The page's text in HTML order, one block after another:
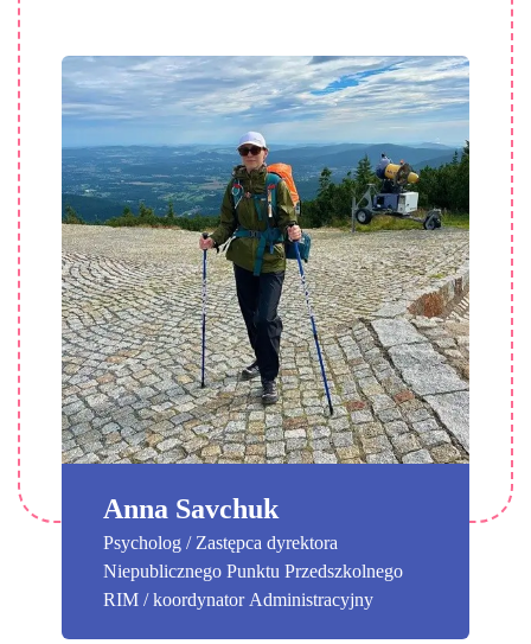
Anna Savchuk
Psycholog / Zastępca dyrektora
Niepublicznego Punktu Przedszkolnego
RIM / koordynator Administracyjny